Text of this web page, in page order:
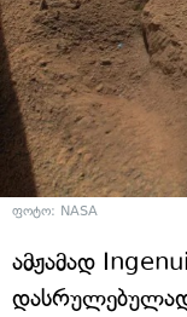
ფოტო: NASA
ამჟამად